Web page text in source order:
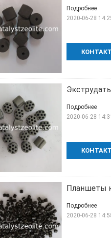
КОНТАКТ
Подробнее
2020-06-28
КОНТАКТ
Подробнее
2020-06-28
Планшеты
Подробнее
2020-06-28